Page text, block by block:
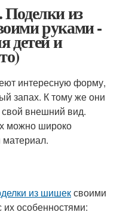
из
руками -
детей и
интересную форму,
запах. К тому же они
внешний вид.
можно широко
материал.
из шишексвоими
их особенностями: